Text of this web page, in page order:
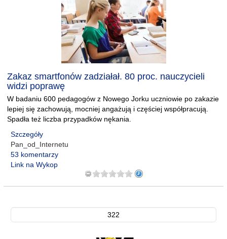
Zakaz smartfonów zadziałał. 80 proc. nauczycieli
widzi poprawę
W badaniu 600 pedagogów z Nowego Jorku uczniowie po zakazie
lepiej się zachowują, mocniej angażują i częściej współpracują.
Spadła też liczba przypadków nękania.
Szczegóły
Pan_od_Internetu
53 komentarzy
Link na Wykop
322